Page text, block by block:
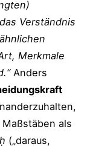
Verständnis
Merkmale
Anders
als
(„daraus,